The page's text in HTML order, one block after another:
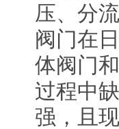
压、分
阀门在
体阀门
过程中
强，且